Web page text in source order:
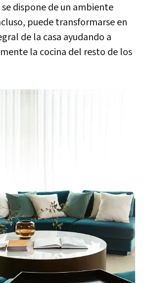
dispone de un ambiente
puede transformarse en
de la casa ayudando a
la cocina del resto de los